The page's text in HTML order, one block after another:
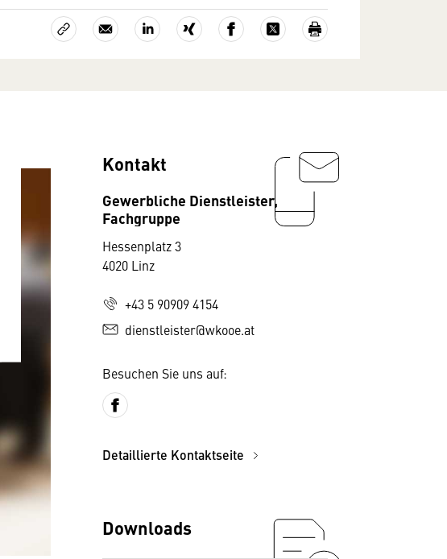
Kontakt
Gewerbliche Dienstleister,
Fachgruppe
Hessenplatz 3
4020 Linz
+43 5 90909 4154
dienstleister@wkooe.at
Besuchen Sie uns auf:
Detaillierte Kontaktseite
Downloads